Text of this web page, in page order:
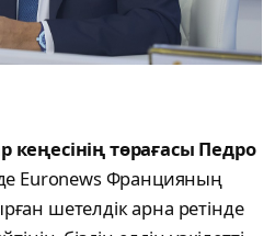
кеңесінің төрағасы Педро
Euronews Францияның
шетелдік арна ретінде